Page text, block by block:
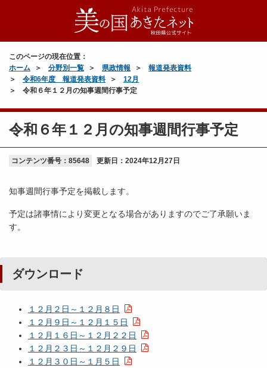
このページの現在位置：
ホーム
分野別一覧 県政情報
報道発表資料
令和6年度 報道発表資料
12月
令和６年１２月の知事週間行事予定
令和６年１２月の知事週間行事予定
コンテンツ番号：85648 更新日： 2024年12月27日
知事週間行事予定を掲載します。
予定は諸事情により変更となる場合がありますのでご了承願いま
す。
ダウンロード
１２月２日～１２月８日
１２月９日～１２月１５日
１２月１６日～１２月２２日
１２月２３日～１２月２９日
１２月３０日～１月５日